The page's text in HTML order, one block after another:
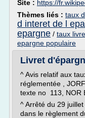
Site : https://
Thèmes liés : taux
d interet de l
epargne / taux
epargne populaire
Livret
^ Avis relatif aux
réglementée ,
texte no 113, NOR
^ Arrêté du 29
dans le règlement